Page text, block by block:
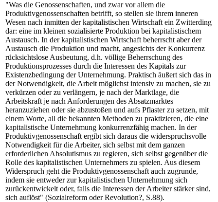
"Was die Genossenschaften, und zwar vor allem die
Produktivgenossenschaften betrifft, so stellen sie ihrem inneren
Wesen nach inmitten der kapitalistischen Wirtschaft ein Zwitterding
dar: eine im kleinen sozialisierte Produktion bei kapitalistischem
Austausch. In der kapitalistischen Wirtschaft beherrscht aber der
Austausch die Produktion und macht, angesichts der Konkurrenz
rücksichtslose Ausbeutung, d.h. völlige Beherrschung des
Produktionsprozesses durch die Interessen des Kapitals zur
Existenzbedingung der Unternehmung. Praktisch äußert sich das in
der Notwendigkeit, die Arbeit möglichst intensiv zu machen, sie zu
verkürzen oder zu verlängern, je nach der Marktlage, die
Arbeitskraft je nach Anforderungen des Absatzmarktes
heranzuziehen oder sie abzustoßen und aufs Pflaster zu setzen, mit
einem Worte, all die bekannten Methoden zu praktizieren, die eine
kapitalistische Unternehmung konkurrenzfähig machen. In der
Produktivgenossenschaft ergibt sich daraus die widerspruchsvolle
Notwendigkeit für die Arbeiter, sich selbst mit dem ganzen
erforderlichen Absolutismus zu regieren, sich selbst gegenüber die
Rolle des kapitalistischen Unternehmers zu spielen. Aus diesem
Widerspruch geht die Produktivgenossenschaft auch zugrunde,
indem sie entweder zur kapitalistischen Unternehmung sich
zurückentwickelt oder, falls die Interessen der Arbeiter stärker sind,
sich auflöst" (Sozialreform oder Revolution?, S.88).